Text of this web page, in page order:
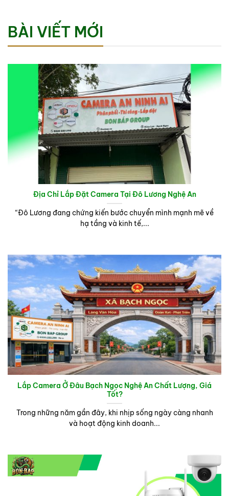
BÀI VIẾT MỚI
Địa Chỉ Lắp Đặt Camera Tại Đô Lương Nghệ An
“Đô Lương đang chứng kiến bước chuyển mình mạnh mẽ về
hạ tầng và kinh tế,...
Lắp Camera Ở Đâu Bạch Ngọc Nghệ An Chất Lượng, Giá
Tốt?
Trong những năm gần đây, khi nhịp sống ngày càng nhanh
và hoạt động kinh doanh...